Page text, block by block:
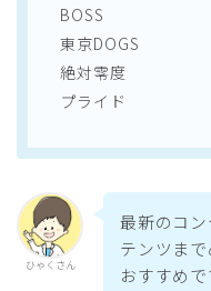
BOSS
東京DOGS
絶対零度
プライド
ひゃくさん
最新のコ
テンツま
おすすめで